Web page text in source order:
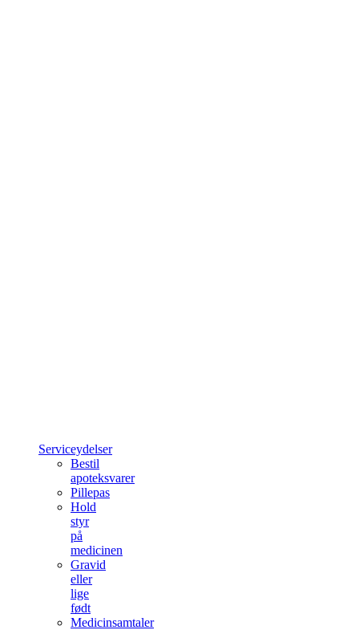
Serviceydelser
Bestil
apoteksvarer
Pillepas
Hold
styr
på
medicinen
Gravid
eller
lige
født
Medicinsamtaler